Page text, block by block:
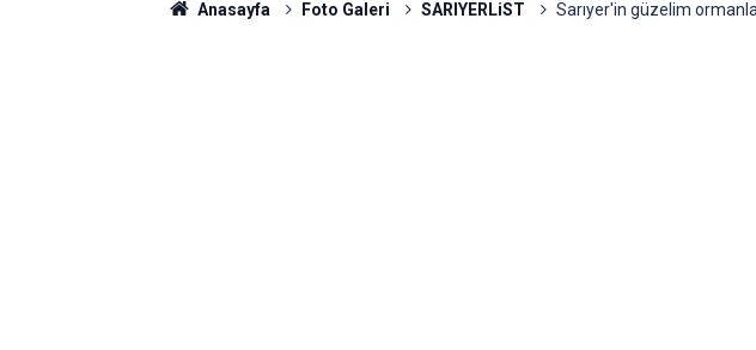
Anasayfa Foto Galeri SARIYERLiST Sarıyer'in güzelim